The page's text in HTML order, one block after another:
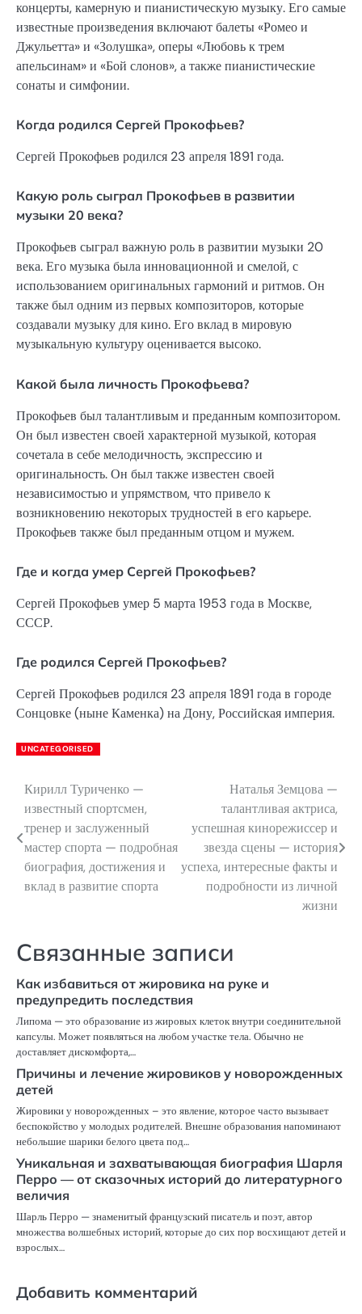
концерты, камерную и пианистическую музыку. Его самые
известные произведения включают балеты «Ромео и
Джульетта» и «Золушка», оперы «Любовь к трем
апельсинам» и «Бой слонов», а также пианистические
сонаты и симфонии.
Когда родился Сергей Прокофьев?
Сергей Прокофьев родился 23 апреля 1891 года.
Какую роль сыграл Прокофьев в развитии
музыки 20 века?
Прокофьев сыграл важную роль в развитии музыки 20
века. Его музыка была инновационной и смелой, с
использованием оригинальных гармоний и ритмов. Он
также был одним из первых композиторов, которые
создавали музыку для кино. Его вклад в мировую
музыкальную культуру оценивается высоко.
Какой была личность Прокофьева?
Прокофьев был талантливым и преданным композитором.
Он был известен своей характерной музыкой, которая
сочетала в себе мелодичность, экспрессию и
оригинальность. Он был также известен своей
независимостью и упрямством, что привело к
возникновению некоторых трудностей в его карьере.
Прокофьев также был преданным отцом и мужем.
Где и когда умер Сергей Прокофьев?
Сергей Прокофьев умер 5 марта 1953 года в Москве,
СССР.
Где родился Сергей Прокофьев?
Сергей Прокофьев родился 23 апреля 1891 года в городе
Сонцовке (ныне Каменка) на Дону, Российская империя.
UNCATEGORISED
Навигация
по
записям
Кирилл Туриченко —
известный спортсмен,
тренер и заслуженный
мастер спорта — подробная
биография, достижения и
вклад в развитие спорта
Наталья Земцова —
талантливая актриса,
успешная кинорежиссер и
звезда сцены — история
успеха, интересные факты и
подробности из личной
жизни
Связанные записи
Как избавиться от жировика на руке и
предупредить последствия
Липома — это образование из жировых клеток внутри соединительной
капсулы. Может появляться на любом участке тела. Обычно не
доставляет дискомфорта,…
Причины и лечение жировиков у новорожденных
детей
Жировики у новорожденных – это явление, которое часто вызывает
беспокойство у молодых родителей. Внешне образования напоминают
небольшие шарики белого цвета под…
Уникальная и захватывающая биография Шарля
Перро — от сказочных историй до литературного
величия
Шарль Перро — знаменитый французский писатель и поэт, автор
множества волшебных историй, которые до сих пор восхищают детей и
взрослых…
Добавить комментарий